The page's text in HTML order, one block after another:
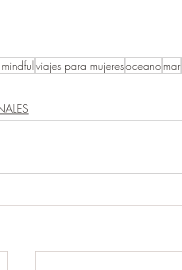
viajes para mujeresoceanomar